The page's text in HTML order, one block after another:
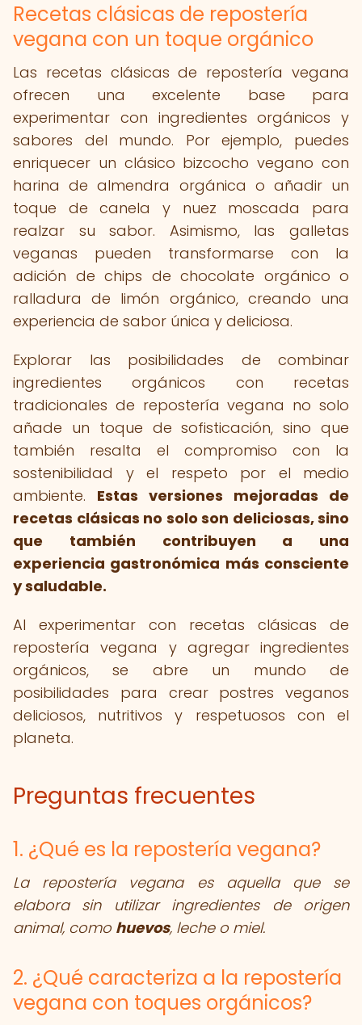
Recetas clásicas de repostería
vegana con un toque orgánico
Las recetas clásicas de repostería vegana
ofrecen una excelente base para
experimentar con ingredientes orgánicos y
sabores del mundo. Por ejemplo, puedes
enriquecer un clásico bizcocho vegano con
harina de almendra orgánica o añadir un
toque de canela y nuez moscada para
realzar su sabor. Asimismo, las galletas
veganas pueden transformarse con la
adición de chips de chocolate orgánico o
ralladura de limón orgánico, creando una
experiencia de sabor única y deliciosa.
Explorar las posibilidades de combinar
ingredientes orgánicos con recetas
tradicionales de repostería vegana no solo
añade un toque de sofisticación, sino que
también resalta el compromiso con la
sostenibilidad y el respeto por el medio
ambiente. Estas versiones mejoradas de
recetas clásicas no solo son deliciosas, sino
que también contribuyen a una
experiencia gastronómica más consciente
y saludable.
Al experimentar con recetas clásicas de
repostería vegana y agregar ingredientes
orgánicos, se abre un mundo de
posibilidades para crear postres veganos
deliciosos, nutritivos y respetuosos con el
planeta.
Preguntas frecuentes
1. ¿Qué es la repostería vegana?
La repostería vegana es aquella que se
elabora sin utilizar ingredientes de origen
animal, como huevos, leche o miel.
2. ¿Qué caracteriza a la repostería
vegana con toques orgánicos?